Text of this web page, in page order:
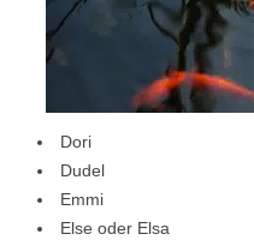
Dori
Dudel
Emmi
Else oder Elsa